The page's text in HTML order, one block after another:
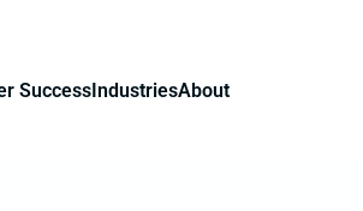
SuccessIndustriesAbout